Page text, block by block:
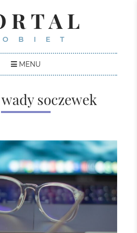
MENU
soczewek